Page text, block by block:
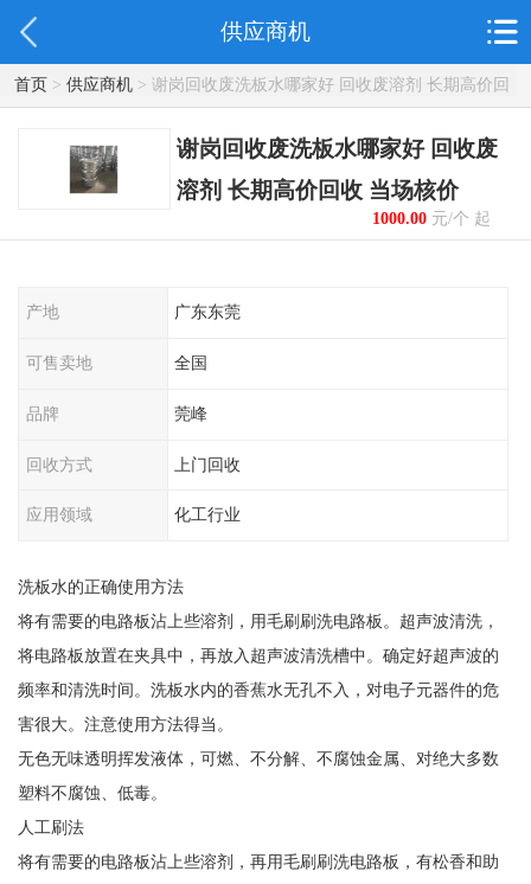
供应商机
首页> 供应商机> 谢岗回收废洗板水哪家好 回收废溶剂 长期高价回
收 当场核价
谢岗回收废洗板水哪家好 回收废
溶剂 长期高价回收 当场核价
1000.00元/个 起
产地 广东东莞
可售卖地 全国
品牌 莞峰
回收方式 上门回收
应用领域 化工行业
洗板水的正确使用方法
将有需要的电路板沾上些溶剂，用毛刷刷洗电路板。超声波清洗，
将电路板放置在夹具中，再放入超声波清洗槽中。确定好超声波的
频率和清洗时间。洗板水内的香蕉水无孔不入，对电子元器件的危
害很大。注意使用方法得当。
无色无味透明挥发液体，可燃、不分解、不腐蚀金属、对绝大多数
塑料不腐蚀、低毒。
人工刷法
将有需要的电路板沾上些溶剂，再用毛刷刷洗电路板，有松香和助